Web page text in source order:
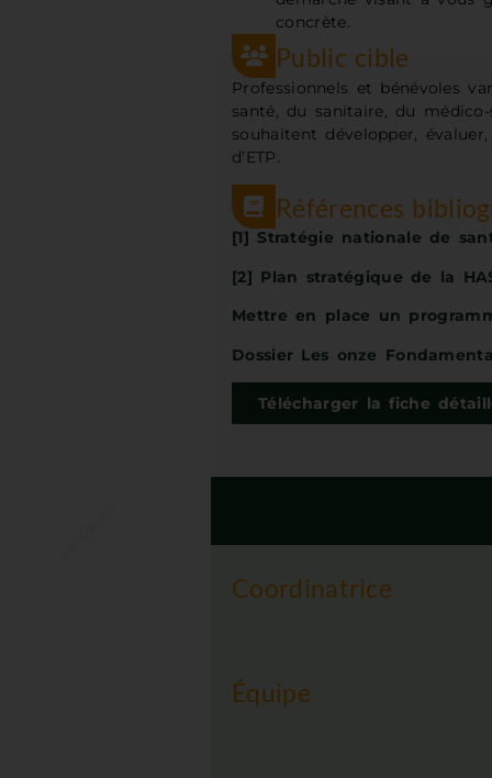
concrète.
Public cible
Professionnels et bénévoles
santé, du sanitaire, du
souhaitent développer,
d’ETP.
Références
[1] Stratégie nationale de
[2] Plan stratégique de la
Mettre en place un
Dossier Les onze
Télécharger la fiche
Coordinatrice
Équipe